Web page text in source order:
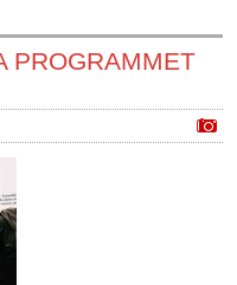
PROGRAMMET